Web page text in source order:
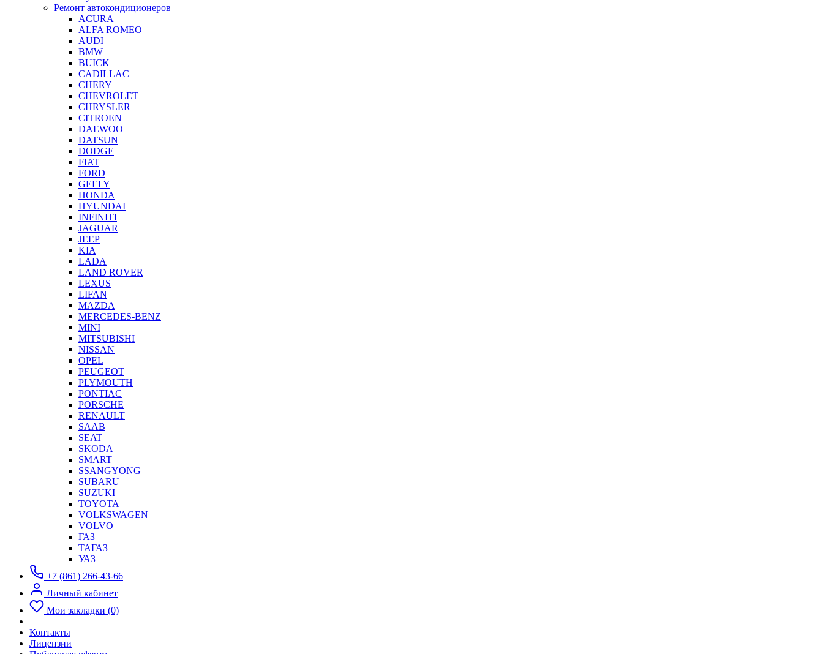
Ремонт автокондиционеров
ACURA
ALFA ROMEO
AUDI
BMW
BUICK
CADILLAC
CHERY
CHEVROLET
CHRYSLER
CITROEN
DAEWOO
DATSUN
DODGE
FIAT
FORD
GEELY
HONDA
HYUNDAI
INFINITI
JAGUAR
JEEP
KIA
LADA
LAND ROVER
LEXUS
LIFAN
MAZDA
MERCEDES-BENZ
MINI
MITSUBISHI
NISSAN
OPEL
PEUGEOT
PLYMOUTH
PONTIAC
PORSCHE
RENAULT
SAAB
SEAT
SKODA
SMART
SSANGYONG
SUBARU
SUZUKI
TOYOTA
VOLKSWAGEN
VOLVO
ГАЗ
ТАГАЗ
УАЗ
+7 (861) 266-43-66
Личный кабинет
Мои закладки (0)
Контакты
Лицензии